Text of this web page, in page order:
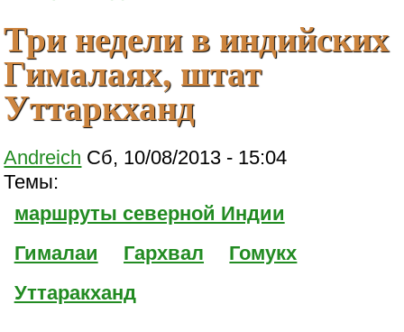
Три недели в индийских
Гималаях, штат
Уттаркханд
Andreich Сб, 10/08/2013 - 15:04
Темы:
маршруты северной Индии
Гималаи
Гархвал
Гомукх
Уттаракханд